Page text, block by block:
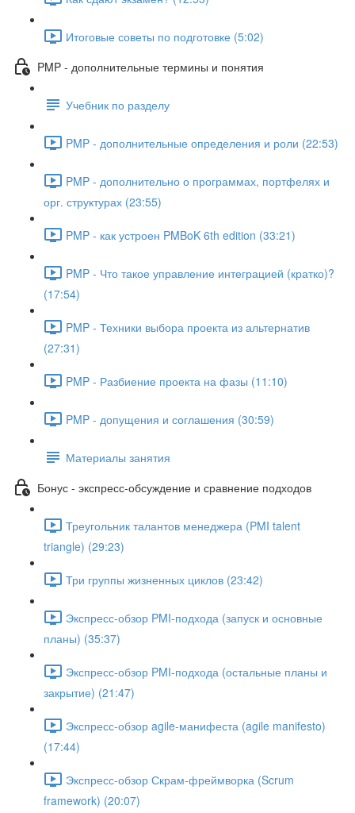
Итоговые советы по подготовке (5:02)
PMP - дополнительные термины и понятия
Учебник по разделу
PMP - дополнительные определения и роли (22:53)
PMP - дополнительно о программах, портфелях и
орг. структурах (23:55)
PMP - как устроен PMBoK 6th edition (33:21)
PMP - Что такое управление интеграцией (кратко)?
(17:54)
PMP - Техники выбора проекта из альтернатив
(27:31)
PMP - Разбиение проекта на фазы (11:10)
PMP - допущения и соглашения (30:59)
Материалы занятия
Бонус - экспресс-обсуждение и сравнение подходов
Треугольник талантов менеджера (PMI talent
triangle) (29:23)
Три группы жизненных циклов (23:42)
Экспресс-обзор PMI-подхода (запуск и основные
планы) (35:37)
Экспресс-обзор PMI-подхода (остальные планы и
закрытие) (21:47)
Экспресс-обзор agile-манифеста (agile manifesto)
(17:44)
Экспресс-обзор Скрам-фреймворка (Scrum
framework) (20:07)